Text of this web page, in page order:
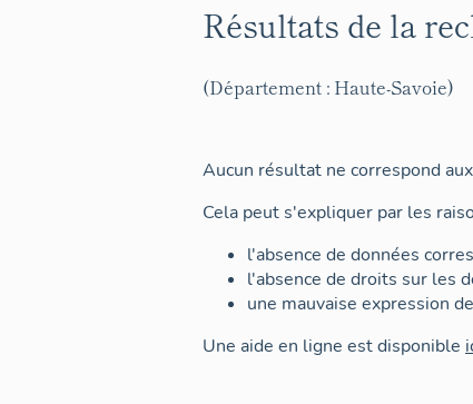
Résultats de la
(Département : Haute-Savoie)
Aucun résultat ne correspond
Cela peut s'expliquer par les
l'absence de données
l'absence de droits sur les
une mauvaise expression
Une aide en ligne est disponible